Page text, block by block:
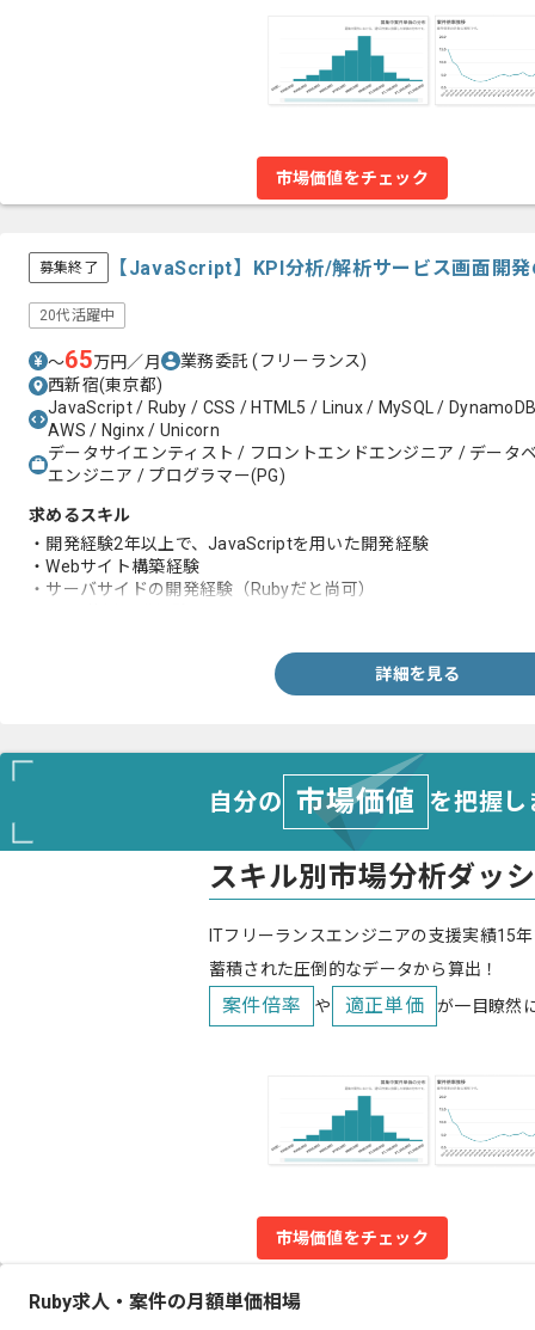
市場価値をチェック
募集終了 【JavaScript】KPI分析/解析サービス画面開
20代活躍中
〜65万円／月 業務委託(フリーランス)
西新宿(東京都)
JavaScript / Ruby / CSS / HTML5 / Linux / MySQL /
AWS / Nginx / Unicorn
データサイエンティスト / フロントエンドエンジニア / データ
エンジニア / プログラマー(PG)
求めるスキル
・開発経験2年以上で、JavaScriptを用いた開発経験
・Webサイト構築経験
・サーバサイドの開発経験（Rubyだと尚可）
詳細を見る
自分の 市場価値 を把握
スキル別市場分析ダッ
ITフリーランスエンジニアの支援実績15
蓄積された圧倒的なデータから算出！
案件倍率 や 適正単価 が一目瞭然
市場価値をチェック
Ruby求人・案件の月額単価相場